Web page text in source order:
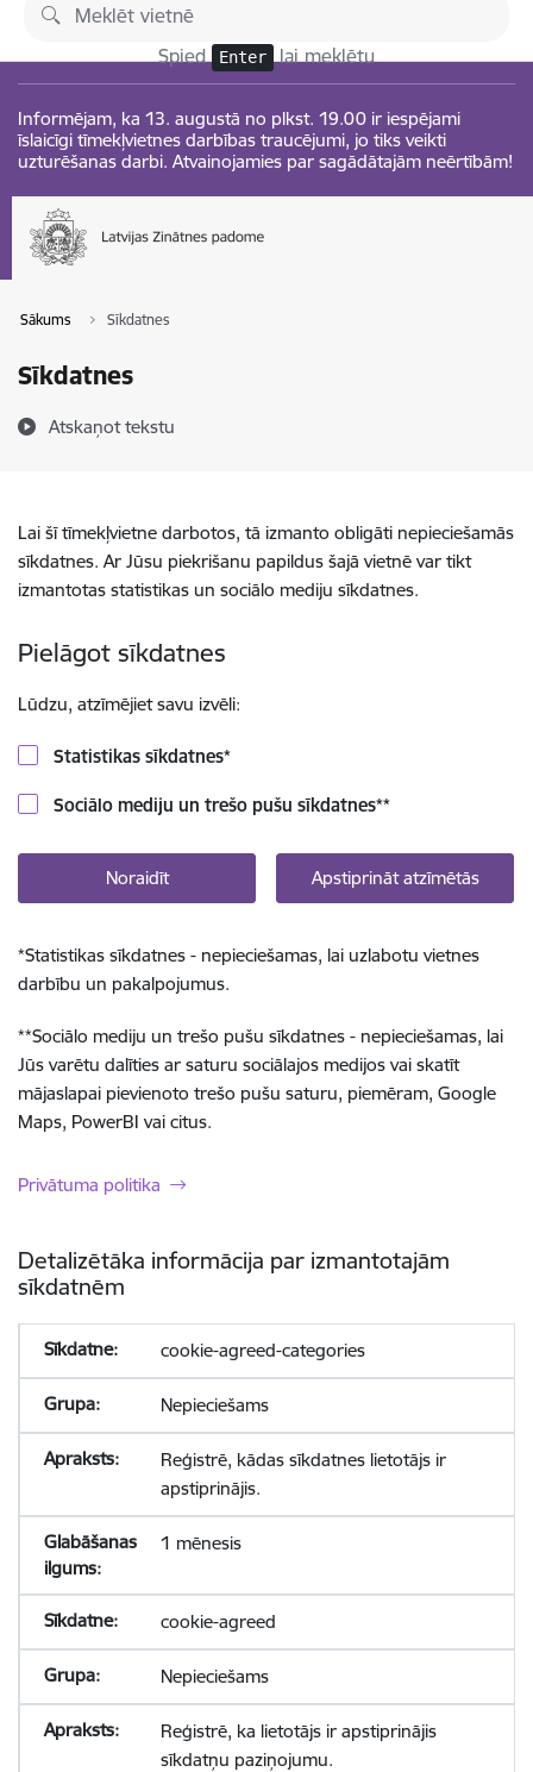
Pāriet uz lapas saturu
Spied Enter lai meklētu
Informējam, ka 13. augustā no plkst. 19.00 ir iespējami
īslaicīgi tīmekļvietnes darbības traucējumi, jo tiks veikti
uzturēšanas darbi. Atvainojamies par sagādātajām neērtībām!
Sākums Sīkdatnes
Sīkdatnes
Atskaņot tekstu
Lai šī tīmekļvietne darbotos, tā izmanto obligāti nepieciešamās
sīkdatnes. Ar Jūsu piekrišanu papildus šajā vietnē var tikt
izmantotas statistikas un sociālo mediju sīkdatnes.
Pielāgot sīkdatnes
Lūdzu, atzīmējiet savu izvēli:
Statistikas sīkdatnes*
Sociālo mediju un trešo pušu sīkdatnes**
Noraidīt Apstiprināt atzīmētās
*Statistikas sīkdatnes - nepieciešamas, lai uzlabotu vietnes
darbību un pakalpojumus.
**Sociālo mediju un trešo pušu sīkdatnes - nepieciešamas, lai
Jūs varētu dalīties ar saturu sociālajos medijos vai skatīt
mājaslapai pievienoto trešo pušu saturu, piemēram, Google
Maps, PowerBI vai citus.
Privātuma politika
Detalizētāka informācija par izmantotajām
sīkdatnēm
cookie-agreed-categories
Nepieciešams
Reģistrē, kādas sīkdatnes lietotājs ir
apstiprinājis.
1 mēnesis
cookie-agreed
Nepieciešams
Reģistrē, ka lietotājs ir apstiprinājis
sīkdatņu paziņojumu.